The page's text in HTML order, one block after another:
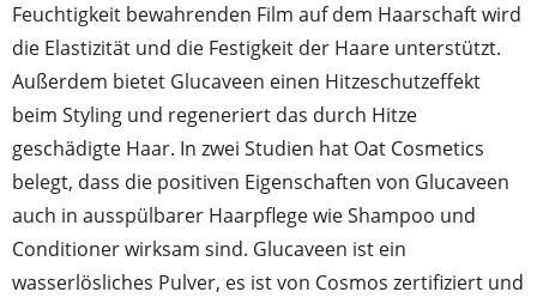
Feuchtigkeit bewahrenden Film auf dem Haarschaft wird
die Elastizität und die Festigkeit der Haare unterstützt.
Außerdem bietet Glucaveen einen Hitzeschutzeffekt
beim Styling und regeneriert das durch Hitze
geschädigte Haar. In zwei Studien hat Oat Cosmetics
belegt, dass die positiven Eigenschaften von Glucaveen
auch in ausspülbarer Haarpflege wie Shampoo und
Conditioner wirksam sind. Glucaveen ist ein
wasserlösliches Pulver, es ist von Cosmos zertifiziert und